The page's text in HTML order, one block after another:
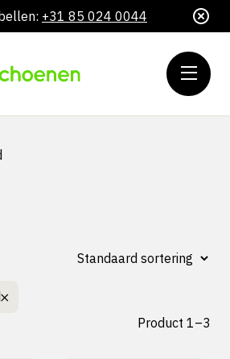
+31 85 024 0044
Product 1–3